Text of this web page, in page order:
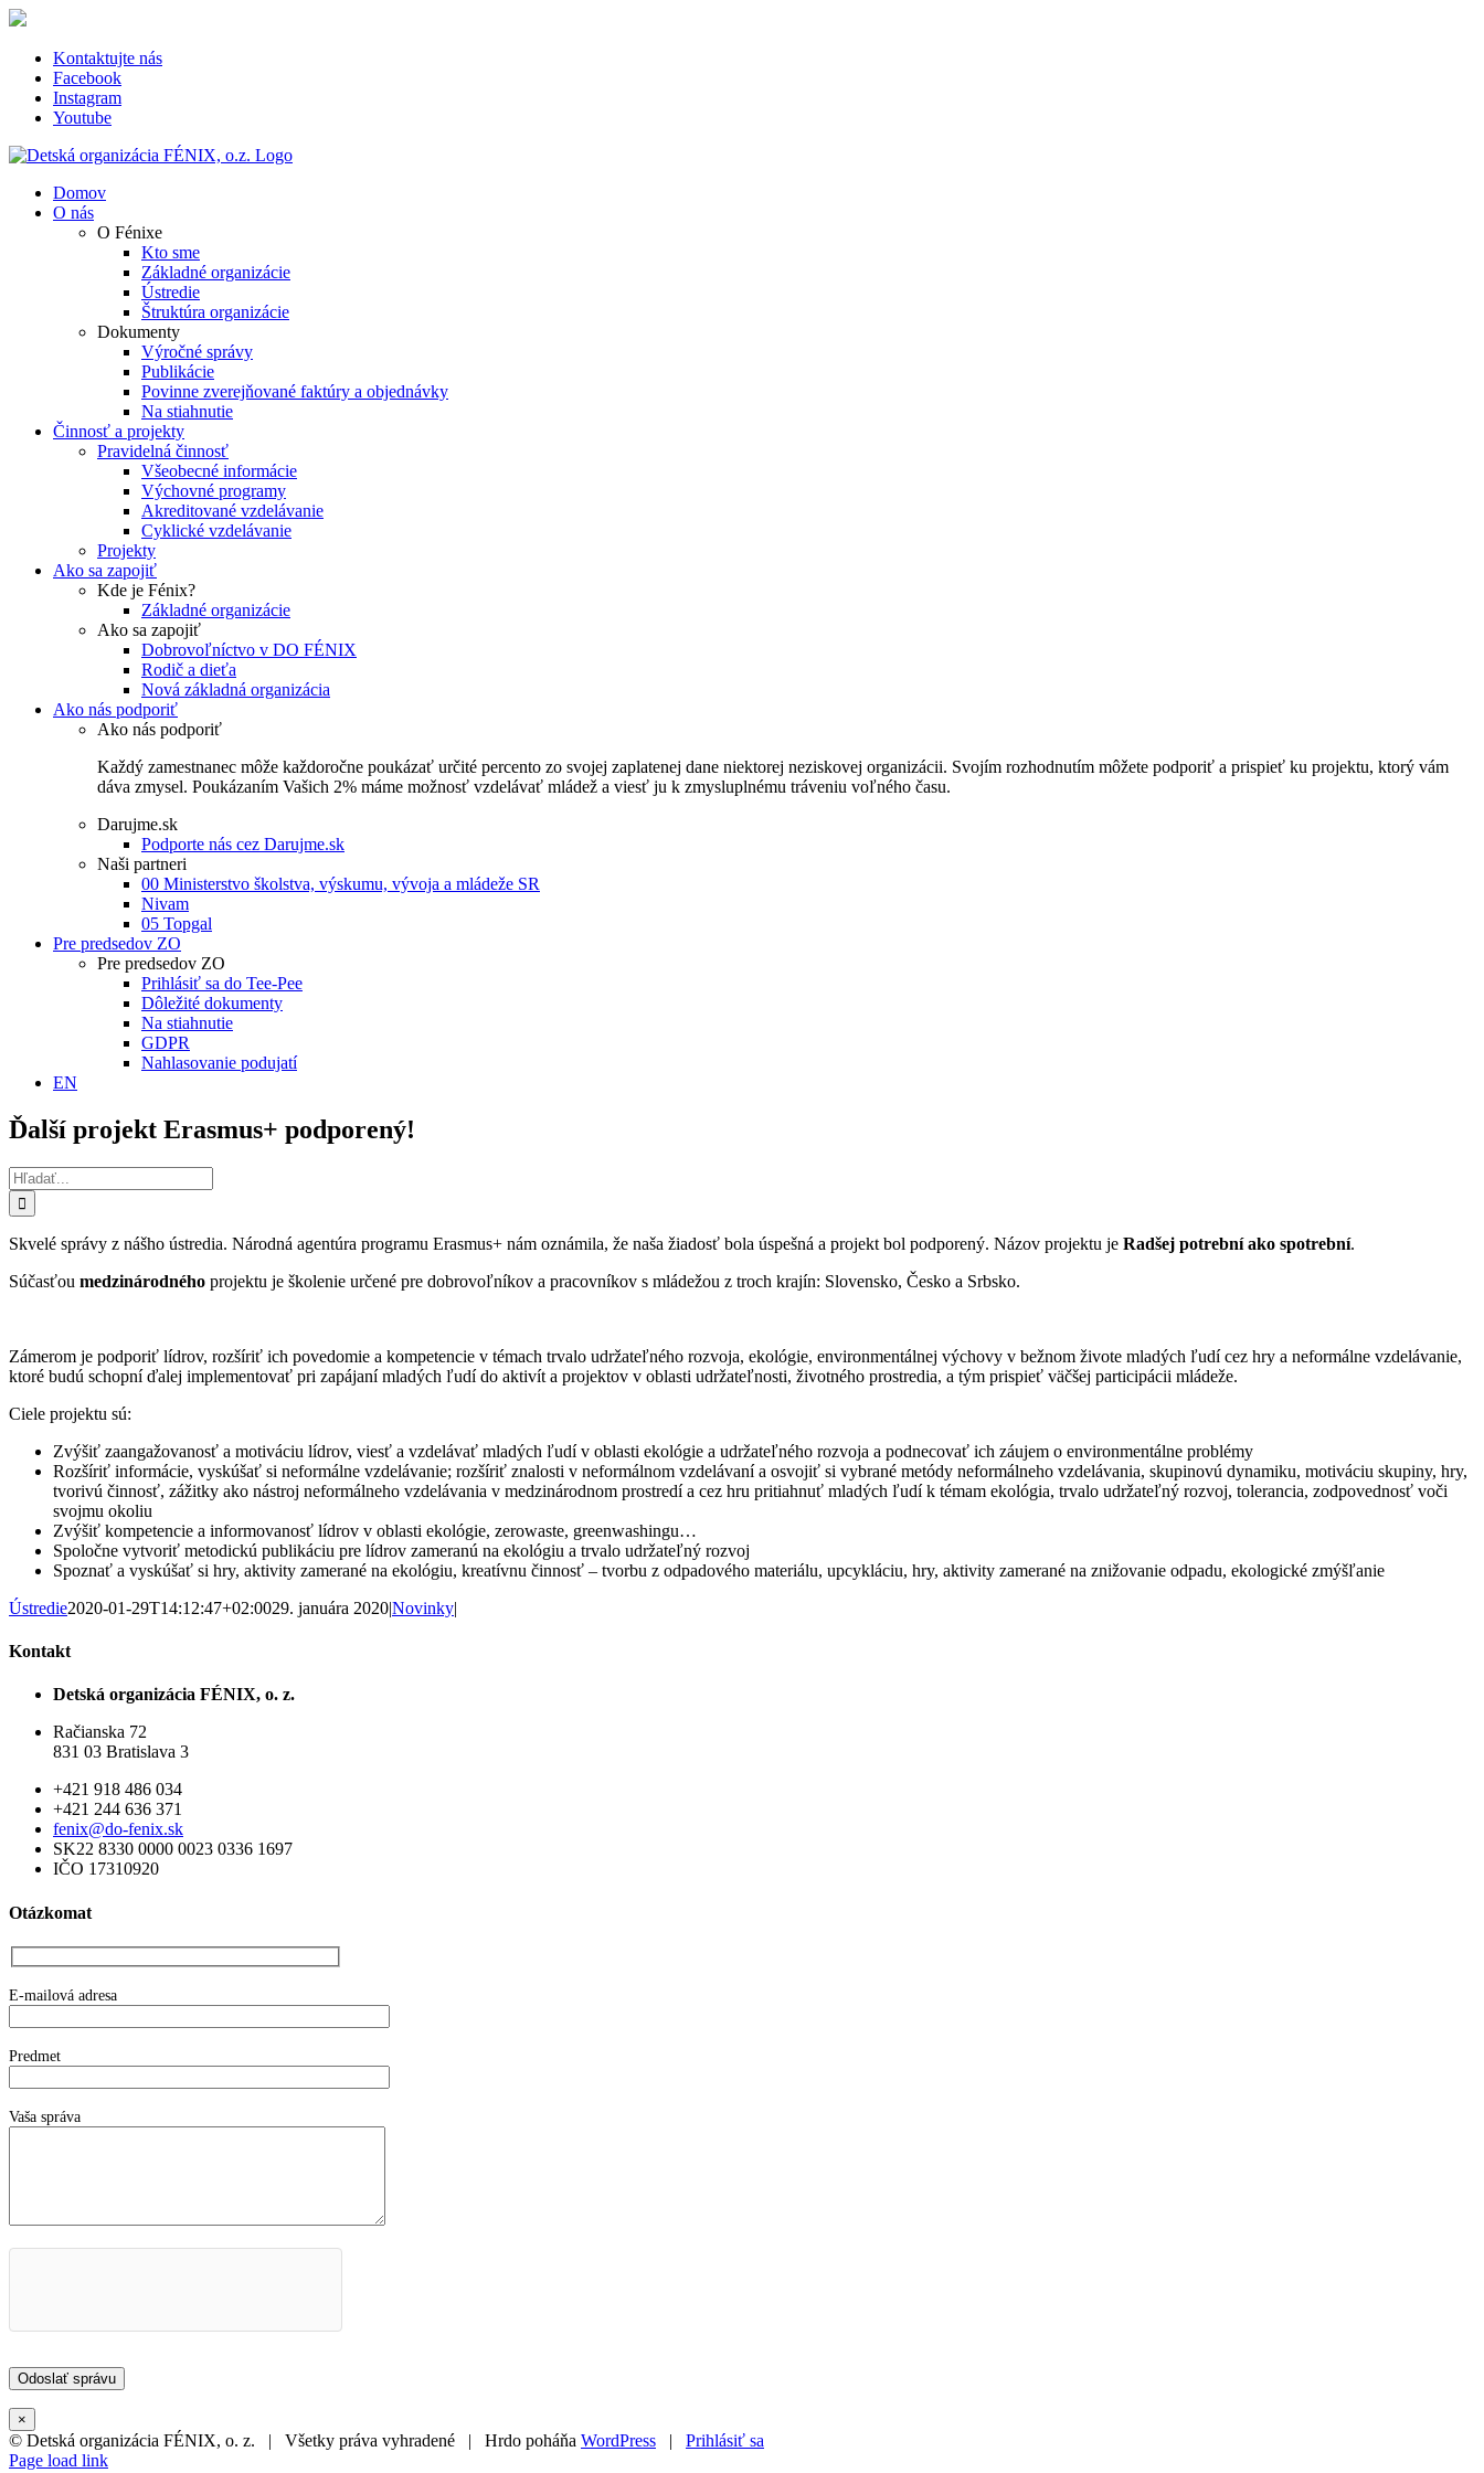
Skip
contentKontaktujte nás
Facebook
Instagram
Youtube
Domov
O nás
O Fénixe
Kto sme
Základné organizácie
Ústredie
Štruktúra organizácie
Dokumenty
Výročné správy
Publikácie
Povinne zverejňované faktúry a objednávky
Na stiahnutie
Činnosť a projekty
Pravidelná činnosť
Všeobecné informácie
Výchovné programy
Akreditované vzdelávanie
Cyklické vzdelávanie
Projekty
Ako sa zapojiť
Kde je Fénix?
Základné organizácie
Ako sa zapojiť
Dobrovoľníctvo v DO FÉNIX
Rodič a dieťa
Nová základná organizácia
Ako nás podporiť
Ako nás podporiť
Každý zamestnanec môže každoročne poukázať určité percento zo svojej zaplatenej dane niektorej neziskovej organizácii. Svojím rozhodnutím môžete podporiť a prispieť ku projektu, ktorý vám
dáva zmysel. Poukázaním Vašich 2% máme možnosť vzdelávať mládež a viesť ju k zmysluplnému tráveniu voľného času.
Darujme.sk
Podporte nás cez Darujme.sk
Naši partneri
00 Ministerstvo školstva, výskumu, vývoja a mládeže SR
Nivam
05 Topgal
Pre predsedov ZO
Pre predsedov ZO
Prihlásiť sa do Tee-Pee
Dôležité dokumenty
Na stiahnutie
GDPR
Nahlasovanie podujatí
EN
Ďalší projekt Erasmus+ podporený!
Hľadať:
Skvelé správy z nášho ústredia. Národná agentúra programu Erasmus+ nám oznámila, že naša žiadosť bola úspešná a projekt bol podporený. Názov projektu je Radšej potrební ako spotrební.
Súčasťou medzinárodného projektu je školenie určené pre dobrovoľníkov a pracovníkov s mládežou z troch krajín: Slovensko, Česko a Srbsko.
Zámerom je podporiť lídrov, rozšíriť ich povedomie a kompetencie v témach trvalo udržateľného rozvoja, ekológie, environmentálnej výchovy v bežnom živote mladých ľudí cez hry a neformálne vzdelávanie,
ktoré budú schopní ďalej implementovať pri zapájaní mladých ľudí do aktivít a projektov v oblasti udržateľnosti, životného prostredia, a tým prispieť väčšej participácii mládeže.
Ciele projektu sú:
Zvýšiť zaangažovanosť a motiváciu lídrov, viesť a vzdelávať mladých ľudí v oblasti ekológie a udržateľného rozvoja a podnecovať ich záujem o environmentálne problémy
Rozšíriť informácie, vyskúšať si neformálne vzdelávanie; rozšíriť znalosti v neformálnom vzdelávaní a osvojiť si vybrané metódy neformálneho vzdelávania, skupinovú dynamiku, motiváciu skupiny, hry,
tvorivú činnosť, zážitky ako nástroj neformálneho vzdelávania v medzinárodnom prostredí a cez hru pritiahnuť mladých ľudí k témam ekológia, trvalo udržateľný rozvoj, tolerancia, zodpovednosť voči
svojmu okoliu
Zvýšiť kompetencie a informovanosť lídrov v oblasti ekológie, zerowaste, greenwashingu…
Spoločne vytvoriť metodickú publikáciu pre lídrov zameranú na ekológiu a trvalo udržateľný rozvoj
Spoznať a vyskúšať si hry, aktivity zamerané na ekológiu, kreatívnu činnosť – tvorbu z odpadového materiálu, upcykláciu, hry, aktivity zamerané na znižovanie odpadu, ekologické zmýšľanie
Ústredie2020-01-29T14:12:47+02:0029. januára 2020|Novinky|
Kontakt
Detská organizácia FÉNIX, o. z.
Račianska 72
831 03 Bratislava 3
+421 918 486 034
+421 244 636 371
fenix@do-fenix.sk
SK22 8330 0000 0023 0336 1697
IČO 17310920
Otázkomat
E-mailová adresa
Predmet
Vaša správa
×
© Detská organizácia FÉNIX, o. z. | Všetky práva vyhradené | Hrdo poháňa WordPress
Prihlásiť sa
Page load link